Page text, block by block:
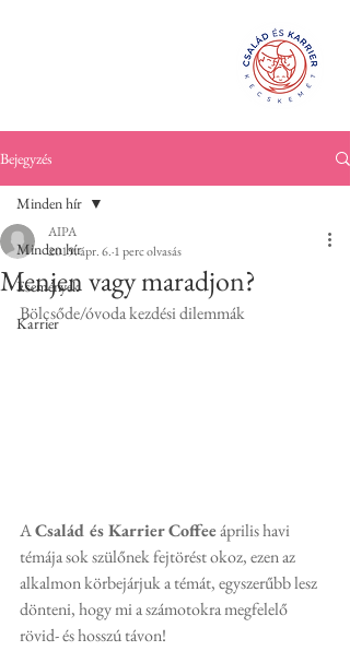
Bejegyzés
Minden hír
Események
Karrier
Minden hír
Menjen vagy maradjon?
AIPA
2019. ápr. 6. 1 perc olvasás
Bölcsőde/óvoda kezdési dilemmák
A Család és Karrier Coffee április havi
témája sok szülőnek fejtörést okoz, ezen az
alkalmon körbejárjuk a témát, egyszerűbb lesz
dönteni, hogy mi a számotokra megfelelő
rövid- és hosszú távon!